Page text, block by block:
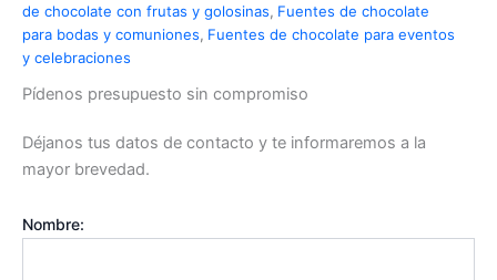
de chocolate con frutas y golosinas, Fuentes de chocolate
para bodas y comuniones, Fuentes de chocolate para eventos
y celebraciones
Pídenos presupuesto sin compromiso
Déjanos tus datos de contacto y te informaremos a la
mayor brevedad.
Nombre: